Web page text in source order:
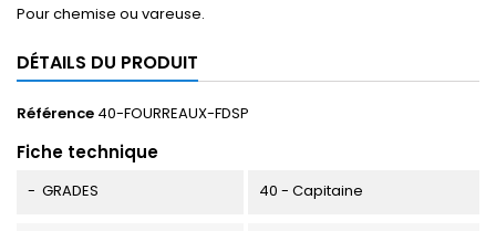
Pour chemise ou vareuse.
DÉTAILS DU PRODUIT
Référence 40-FOURREAUX-FDSP
Fiche technique
- GRADES 40 - Capitaine